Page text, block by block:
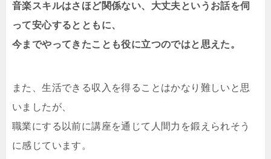
音楽スキルはさほど関係ない、大丈夫というお話を伺
って安心するとともに、
今までやってきたことも役に立つのではと思えた。
また、生活できる収入を得ることはかなり難しいと思
いましたが、
職業にする以前に講座を通じて人間力を鍛えられそう
に感じています。